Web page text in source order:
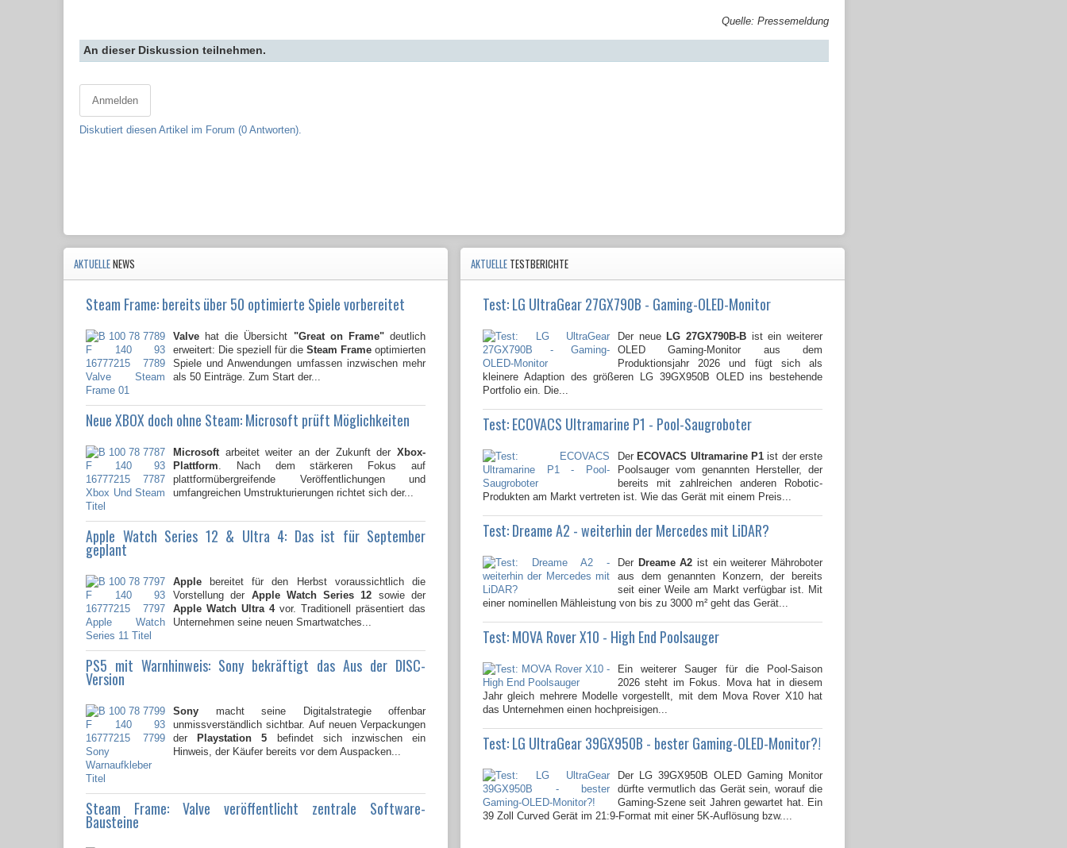
Quelle: Pressemeldung
An dieser Diskussion teilnehmen.
Anmelden
Diskutiert diesen Artikel im Forum (0 Antworten).
AKTUELLENEWS
Steam Frame: bereits über 50 optimierte Spiele vorbereitet
Valve hat die Übersicht "Great on Frame"deutlich
erweitert: Die speziell für die Steam Frame optimierten
Spiele und Anwendungen umfassen inzwischen mehr
als 50 Einträge. Zum Start der...
Neue XBOX doch ohne Steam: Microsoft prüft Möglichkeiten
Microsoft arbeitet weiter an der Zukunft der Xbox-
Plattform . Nach dem stärkeren Fokus auf
plattformübergreifende Veröffentlichungen und
umfangreichen Umstrukturierungen richtet sich der...
Apple Watch Series 12 & Ultra 4: Das ist für September
geplant
Apple bereitet für den Herbst voraussichtlich die
Vorstellung der Apple Watch Series 12 sowie der
Apple Watch Ultra 4vor. Traditionell präsentiert das
Unternehmen seine neuen Smartwatches...
PS5 mit Warnhinweis: Sony bekräftigt das Aus der DISC-
Version
Sony macht seine Digitalstrategie offenbar
unmissverständlich sichtbar. Auf neuen Verpackungen
derPlaystation 5 befindet sich inzwischen ein
Hinweis, der Käufer bereits vor dem Auspacken...
Steam Frame: Valve veröffentlicht zentrale Software-
Bausteine
AKTUELLE TESTBERICHTE
Test: LG UltraGear 27GX790B - Gaming-OLED-Monitor
Der neueLG 27GX790B-B ist ein weiterer
OLED Gaming-Monitor aus dem
Produktionsjahr 2026 und fügt sich als
kleinere Adaption des größeren LG 39GX950B OLED ins bestehende
Portfolio ein. Die...
Test: ECOVACS Ultramarine P1 - Pool-Saugroboter
DerECOVACS Ultramarine P1 ist der erste
Poolsauger vom genannten Hersteller, der
bereits mit zahlreichen anderen Robotic-
Produkten am Markt vertreten ist. Wie das Gerät mit einem Preis...
Test: Dreame A2 - weiterhin der Mercedes mit LiDAR?
Der Dreame A2 ist ein weiterer Mähroboter
aus dem genannten Konzern, der bereits
seit einer Weile am Markt verfügbar ist. Mit
einer nominellen Mähleistung von bis zu 3000 m² geht das Gerät...
Test: MOVA Rover X10 - High End Poolsauger
Ein weiterer Sauger für die Pool-Saison
2026 steht im Fokus. Mova hat in diesem
Jahr gleich mehrere Modelle vorgestellt, mit dem Mova Rover X10 hat
das Unternehmen einen hochpreisigen...
Test: LG UltraGear 39GX950B - bester Gaming-OLED-Monitor?!
Der LG 39GX950B OLED Gaming Monitor
dürfte vermutlich das Gerät sein, worauf die
Gaming-Szene seit Jahren gewartet hat. Ein
39 Zoll Curved Gerät im 21:9-Format mit einer 5K-Auflösung bzw....